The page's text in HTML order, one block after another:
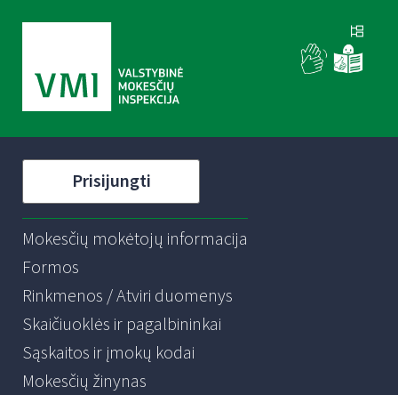
Prisijungti
Mokesčių mokėtojų informacija
Formos
Rinkmenos / Atviri duomenys
Skaičiuoklės ir pagalbininkai
Sąskaitos ir įmokų kodai
Mokesčių žinynas